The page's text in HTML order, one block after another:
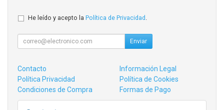
He leído y acepto la Política de Privacidad
Enviar
Contacto
Información Legal
Política Privacidad
Política de Cookies
Condiciones de Compra
Formas de Pago